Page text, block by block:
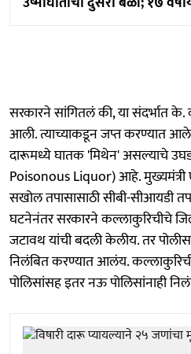
सरकारने सांगितलं की, या संदर्भात
आली. त्याच्याकडून जप्त करण्यात
दारूमध्ये घातक 'मिथेन' असल्याचे
Poisonous Liquor) आहे. मुख्यमंत्री
सखोल तपासासाठी सीबी-सीआयडी
घटनेनंतर सरकारने कल्लाकुरिचीचे
जटावथ यांची बदली केलीय. तर
निलंबित करण्यात आलंय.
पोलिसांसह इतर नऊ पोलिसांनाही